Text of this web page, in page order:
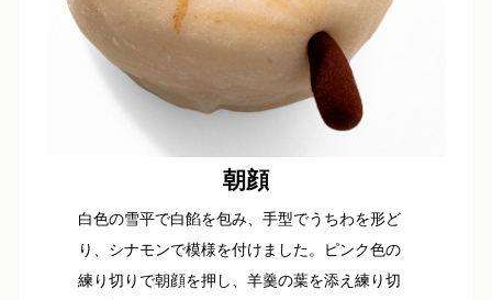
朝顔
白色の雪平で白餡を包み、手型でうちわを形ど
り、シナモンで模様を付けました。ピンク色の
練り切りで朝顔を押し、羊羹の葉を添え練り切